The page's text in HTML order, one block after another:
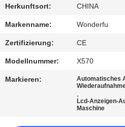
SIE
MIT
UNS
IN
VERBINDUNG
Herkunftsort: CHINA
Markenname: Wonderfu
Zertifizierung: CE
Modellnummer: X570
Markieren:
Automatisches
,
Lcd-Anzeigen-
Maschine